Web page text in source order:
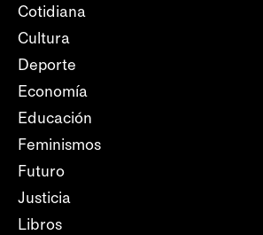
Cotidiana
Cultura
Deporte
Economía
Educación
Feminismos
Futuro
Justicia
Libros